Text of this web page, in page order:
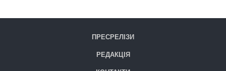
ПРЕСРЕЛІЗИ
РЕДАКЦІЯ